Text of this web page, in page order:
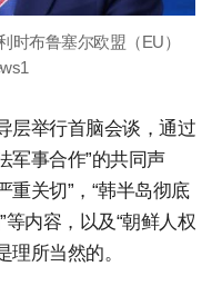
布鲁塞尔欧盟（EU）
层举行首脑会谈，通过
军事合作”的共同声
重关切”，“韩半岛彻底
等内容，以及“朝鲜人权
所当然的。